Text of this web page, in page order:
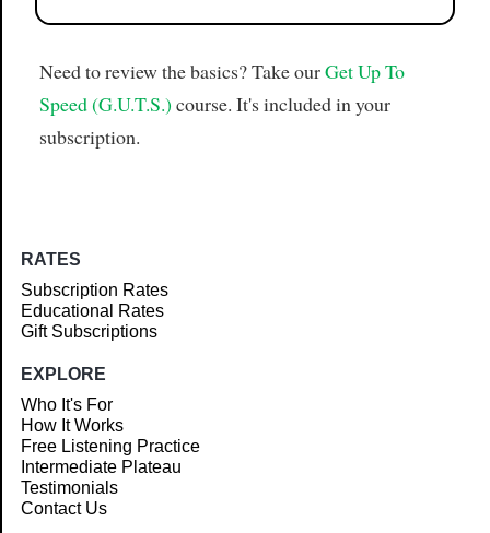
Need to review the basics? Take ourGet Up To
Speed (G.U.T.S.) course. It's included in your
subscription.
RATES
Subscription Rates
Educational Rates
Gift Subscriptions
EXPLORE
Who It's For
How It Works
Free Listening Practice
Intermediate Plateau
Testimonials
Contact Us